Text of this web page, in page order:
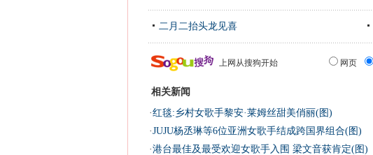
二月二抬头龙见喜
上网从搜狗开始 网页
相关新闻
·红毯:乡村女歌手黎安·莱姆丝甜美俏丽(图)
·JUJU杨丞琳等6位亚洲女歌手结成跨国界组合(图)
·港台最佳及最受欢迎女歌手入围 梁文音获肯定(图)